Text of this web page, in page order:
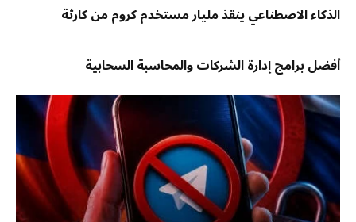
الذكاء الاصطناعي ينقذ مليار مستخدم كروم من كارثة
أفضل برامج إدارة الشركات والمحاسبة السحابية